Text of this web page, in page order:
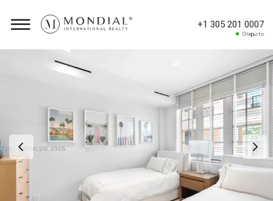
+1 305 201 0007
Открыто